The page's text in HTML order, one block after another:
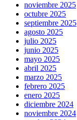
noviembre 2025
octubre 2025
septiembre 2025
agosto 2025
julio 2025
junio 2025
mayo 2025
abril 2025
marzo 2025
febrero 2025
enero 2025
diciembre 2024
noviembre 2024